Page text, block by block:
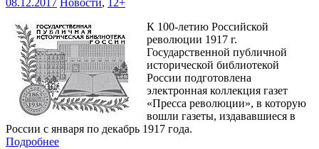
08.12.2017 Новости, 12+
К 100-летию Российской
революции 1917 г.
Государственной публичной
исторической библиотекой
России подготовлена
электронная коллекция газет
«Пресса революции», в которую
вошли газеты, издававшиеся в
России с января по декабрь 1917 года.
Подробнее